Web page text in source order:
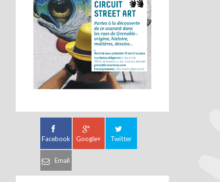
Facebook Google+ Twitter
Email